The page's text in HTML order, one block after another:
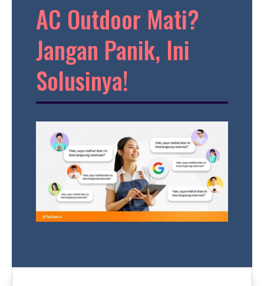
AC Outdoor Mati?
Jangan Panik, Ini
Solusinya!